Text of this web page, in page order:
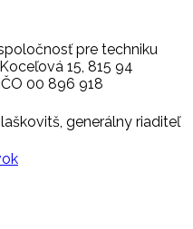
pre techniku
15, 815 94
00 896 918
generálny riaditeľ